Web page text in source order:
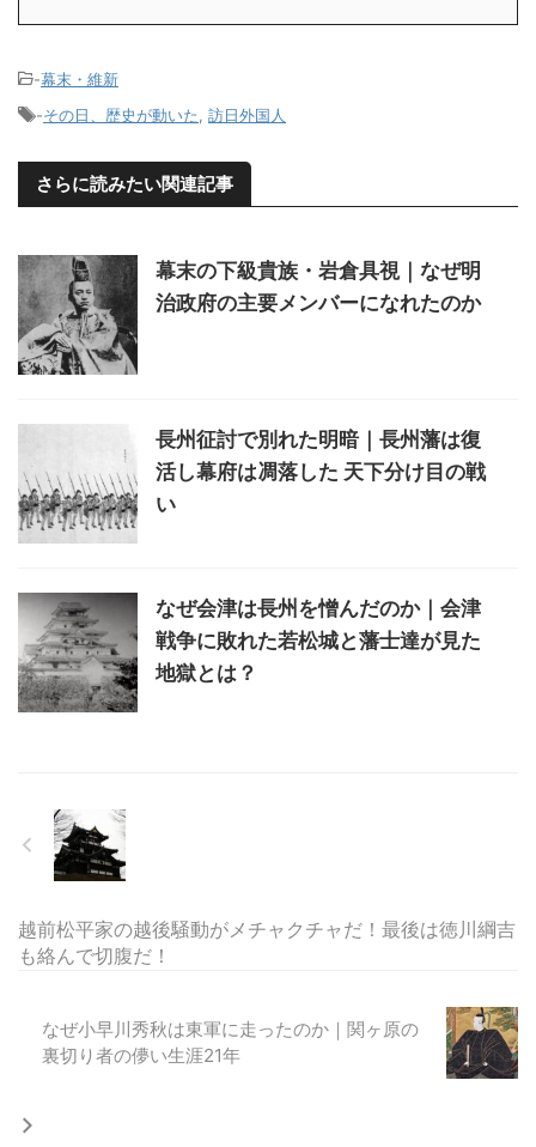
-幕末・維新
-その日、歴史が動いた 訪日外国人
さらに読みたい関連記事
幕末の下級貴族・岩倉具視｜なぜ明
治政府の主要メンバーになれたのか
長州征討で別れた明暗｜長州藩は復
活し幕府は凋落した 天下分け目の戦
い
なぜ会津は長州を憎んだのか｜会津
戦争に敗れた若松城と藩士達が見た
地獄とは？
越前松平家の越後騒動がメチャクチャだ！最後は徳川綱吉
も絡んで切腹だ！
なぜ小早川秀秋は東軍に走ったのか｜関ヶ原の
裏切り者の儚い生涯21年